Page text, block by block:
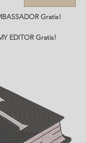
Gratis!
EDITOR Gratis!